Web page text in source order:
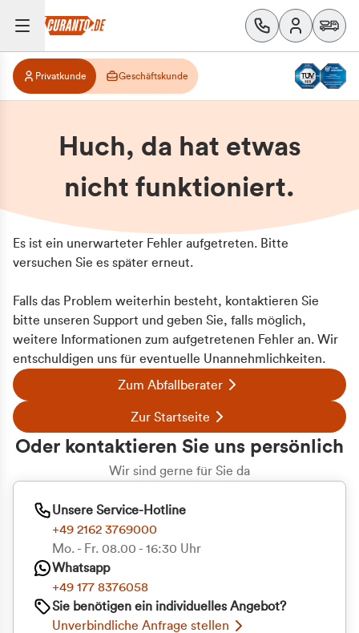
Privatkunde Geschäftskunde
Huch, da hat etwas
nicht funktioniert.
Es ist ein unerwarteter Fehler aufgetreten. Bitte
versuchen Sie es später erneut.
Falls das Problem weiterhin besteht, kontaktieren Sie
bitte unseren Support und geben Sie, falls möglich,
weitere Informationen zum aufgetretenen Fehler an. Wir
entschuldigen uns für eventuelle Unannehmlichkeiten.
Zum Abfallberater
Zur Startseite
Oder kontaktieren Sie uns persönlich
Wir sind gerne für Sie da
Unsere Service-Hotline
+49 2162 3769000
Mo. - Fr. 08.00 - 16:30 Uhr
Whatsapp
+49 177 8376058
Sie benötigen ein individuelles Angebot?
Unverbindliche Anfrage stellen